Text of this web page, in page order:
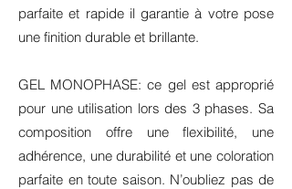
parfaite et rapide il garantie à votre pose
une finition durable et brillante.
GEL MONOPHASE: ce gel est approprié
pour une utilisation lors des 3 phases. Sa
composition offre une flexibilité, une
adhérence, une durabilité et une coloration
parfaite en toute saison. N’oubliez pas de